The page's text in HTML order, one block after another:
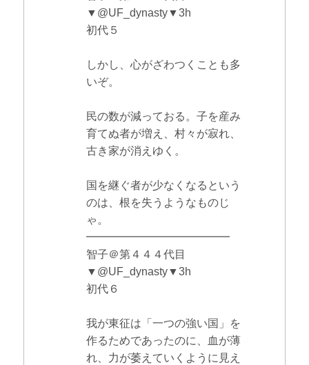
▼@UF_dynasty▼3h
初代５
しかし、心がざわつくことも多
いぞ。
民の数が減っておる。子を産み
育てぬ者が増え、村々が寂れ、
古き家が消えゆく。
国を継ぐ者が少なくなるという
のは、根を失うようなものじ
ゃ。
━━━━━━━━━━━━━
智子＠第４４４代目
▼@UF_dynasty▼3h
初代６
我が東征は「一つの強い国」を
作るためであったのに、血が薄
れ、力が萎えていくように見え